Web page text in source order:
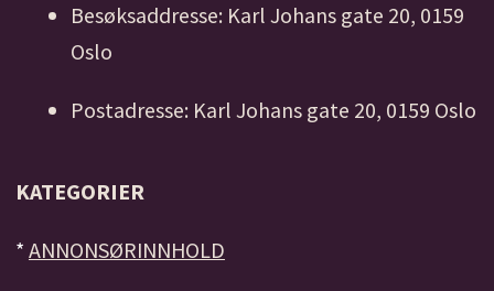
Besøksaddresse: Karl Johans gate 20, 0159
Oslo
Postadresse: Karl Johans gate 20, 0159 Oslo
KATEGORIER
* ANNONSØRINNHOLD